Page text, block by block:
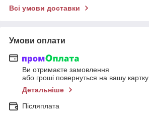
Всі умови доставки
Умови оплати
Ви отримаєте замовлення
або гроші повернуться на вашу картку
Детальніше
Післяплата